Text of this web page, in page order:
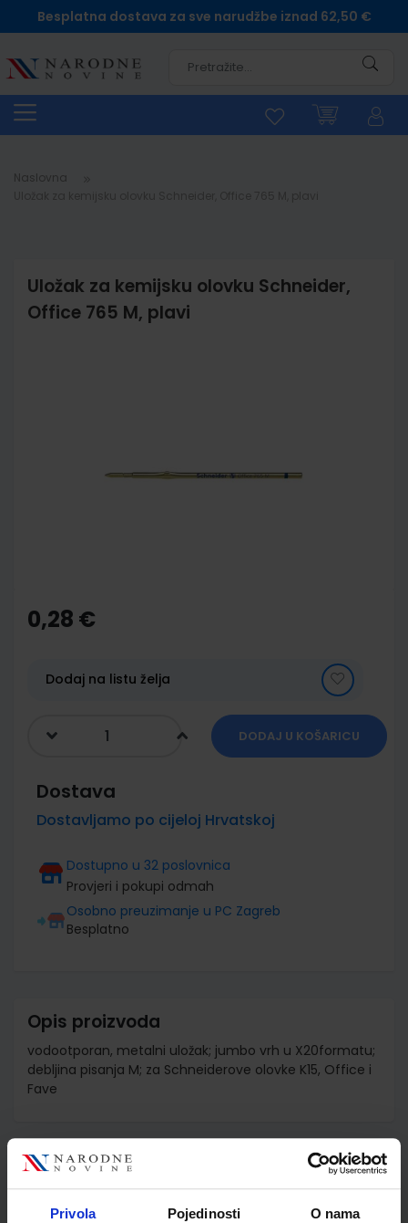
Privola Pojedinosti O nama
Besplatna dostava za sve narudžbe iznad 62,50 €
Naslovna
Uložak za kemijsku olovku Schneider,
Office 765 M, plavi
the
beginning
gallery
0,28 €
Dodaj na listu želja
DODAJ U KOŠARICU
Dostava
Dostavljamo po cijeloj Hrvatskoj
Dostupno u 32 poslovnica
Provjeri i pokupi odmah
Osobno preuzimanje u PC Zagreb
Besplatno
Opis proizvoda
vodootporan, metalni uložak; jumbo vrh u X20formatu;
debljina pisanja M; za Schneiderove olovke K15, Office i
Fave
Detalji proizvoda